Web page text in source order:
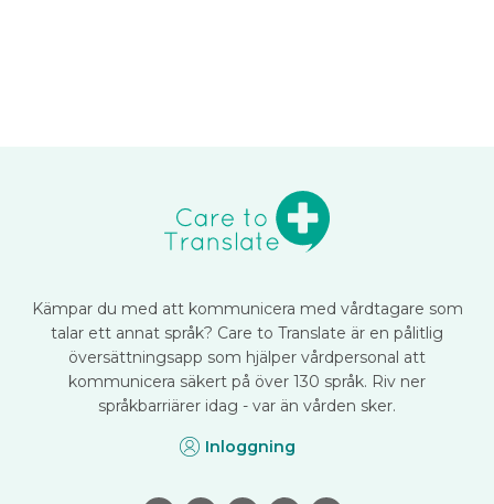
Kämpar du med att kommunicera med vårdtagare som
talar ett annat språk? Care to Translate är en pålitlig
översättningsapp som hjälper vårdpersonal att
kommunicera säkert på över 130 språk. Riv ner
språkbarriärer idag - var än vården sker.
Inloggning